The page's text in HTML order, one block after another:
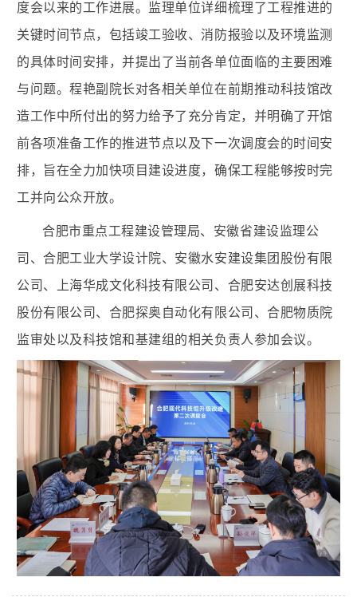
度会以来的工作进展。监理单位详细梳理了工程推进的
关键时间节点，包括竣工验收、消防报验以及环境监测
的具体时间安排，并提出了当前各单位面临的主要困难
与问题。程艳副院长对各相关单位在前期推动科技馆改
造工作中所付出的努力给予了充分肯定，并明确了开馆
前各项准备工作的推进节点以及下一次调度会的时间安
排，旨在全力加快项目建设进度，确保工程能够按时完
工并向公众开放。
合肥市重点工程建设管理局、安徽省建设监理公
司、合肥工业大学设计院、安徽水安建设集团股份有限
公司、上海华成文化科技有限公司、合肥安达创展科技
股份有限公司、合肥探奥自动化有限公司、合肥物质院
监审处以及科技馆和基建组 的相关负责人参加会议。